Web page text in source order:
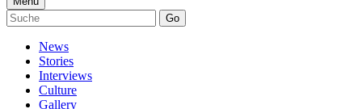
Go
News
Stories
Interviews
Culture
Gallery